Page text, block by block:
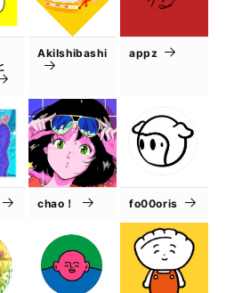
AkiIshibashi appz
chao！ fo00oris